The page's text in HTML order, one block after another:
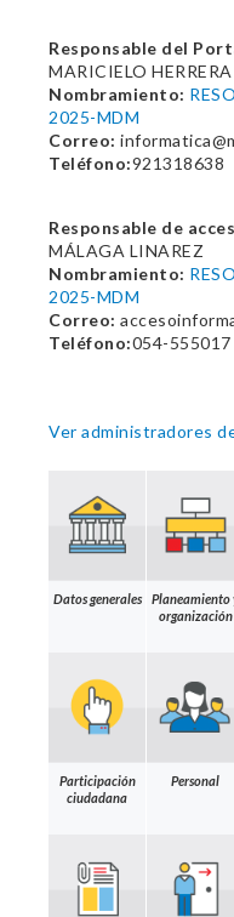
Responsable del
MARICIELO
Nombramiento:
2025-MDM
Correo:
Teléfono:921318638
Responsable de
MÁLAGA LINAREZ
Nombramiento:
2025-MDM
Correo:
Teléfono:054-555017
Ver administradores
Datos generales
Planeamiento
organización
Participación
ciudadana
Personal